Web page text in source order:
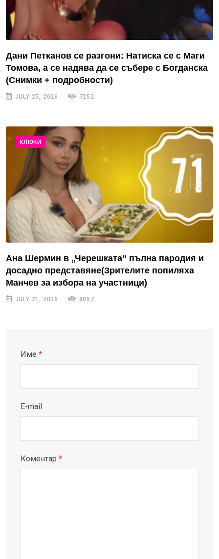
Дани Петканов се разгони: Натиска се с Маги
Томова, а се надява да се събере с Богданска
(Снимки + подробности)
JULY 25, 2026 7252
КЛЮКИ
Ана Шермин в „Черешката” пълна пародия и
досадно представяне(Зрителите попиляха
Манчев за избора на участници)
JULY 21, 2026 8057
Име *
E-mail
Коментар *